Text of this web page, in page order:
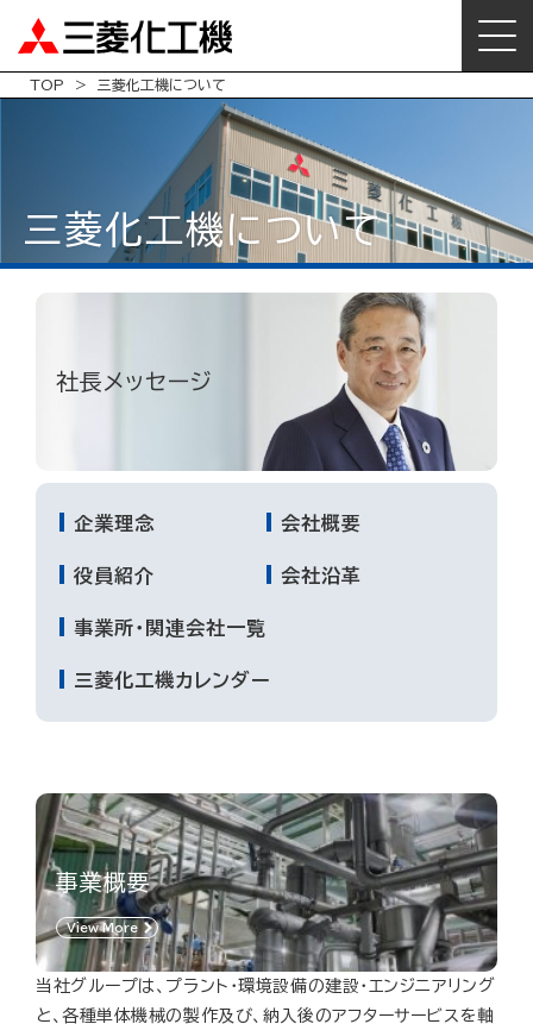
TOP 三菱化工機について
三菱化工機について
社長メッセージ
企業理念 会社概要
役員紹介 会社沿革
事業所・関連会社一覧
三菱化工機カレンダー
当社グループは、プラント・環境設備の建設・エンジニアリング
と、各種単体機械の製作及び、納入後のアフターサービスを軸
事業概要
View More